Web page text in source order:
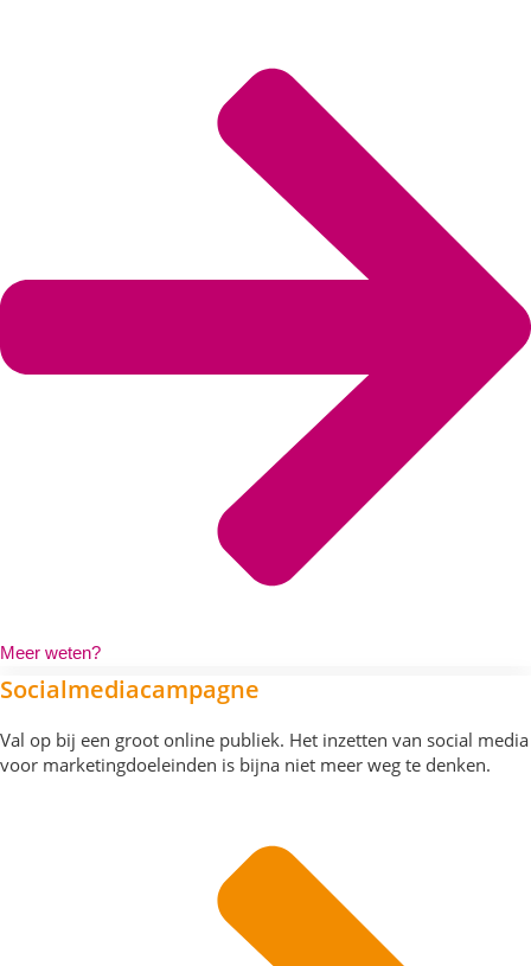
Meer weten?
Socialmediacampagne
Val op bij een groot online publiek. Het inzetten van social media
voor marketingdoeleinden is bijna niet meer weg te denken.